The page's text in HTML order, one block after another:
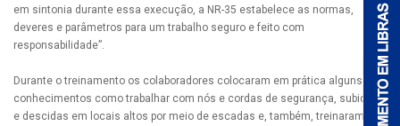
em sintonia durante essa execução, a NR-35 estabelece as normas,
deveres e parâmetros para um trabalho seguro e feito com
responsabilidade”.
Durante o treinamento os colaboradores colocaram em prática alguns
conhecimentos como trabalhar com nós e cordas de segurança, subidas
e descidas em locais altos por meio de escadas e, também, treinaram o